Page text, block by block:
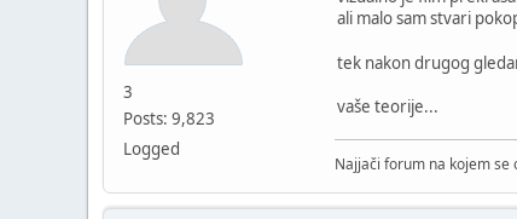
3
Posts: 9,823
Logged
ali malo sam stvari
tek nakon drugog
vaše teorije...
Najjači forum na kojem se